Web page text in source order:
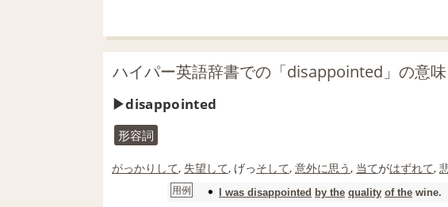
ハイパー英語辞書での「disappointed」の意味
disappointed
形容詞
がっかりして, 失望して, げっそして, 意外に思う, 当てがはずれて,
用例 I was disappointed by the quality of the wine.